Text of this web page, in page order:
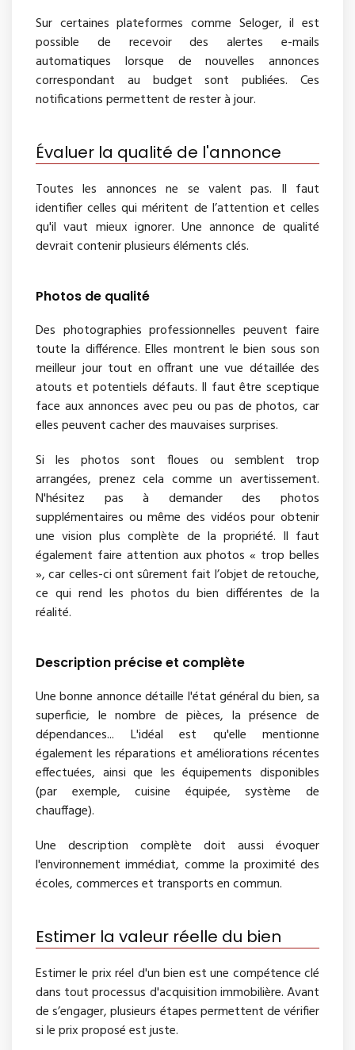
Sur certaines plateformes comme Seloger, il est
possible de recevoir des alertes e-mails
automatiques lorsque de nouvelles annonces
correspondant au budget sont publiées. Ces
notifications permettent de rester à jour.
Évaluer la qualité de l'annonce
Toutes les annonces ne se valent pas. Il faut
identifier celles qui méritent de l’attention et celles
qu'il vaut mieux ignorer. Une annonce de qualité
devrait contenir plusieurs éléments clés.
Photos de qualité
Des photographies professionnelles peuvent faire
toute la différence. Elles montrent le bien sous son
meilleur jour tout en offrant une vue détaillée des
atouts et potentiels défauts. Il faut être sceptique
face aux annonces avec peu ou pas de photos, car
elles peuvent cacher des mauvaises surprises.
Si les photos sont floues ou semblent trop
arrangées, prenez cela comme un avertissement.
N'hésitez pas à demander des photos
supplémentaires ou même des vidéos pour obtenir
une vision plus complète de la propriété. Il faut
également faire attention aux photos « trop belles
», car celles-ci ont sûrement fait l’objet de retouche,
ce qui rend les photos du bien différentes de la
réalité.
Description précise et complète
Une bonne annonce détaille l'état général du bien, sa
superficie, le nombre de pièces, la présence de
dépendances... L'idéal est qu'elle mentionne
également les réparations et améliorations récentes
effectuées, ainsi que les équipements disponibles
(par exemple, cuisine équipée, système de
chauffage).
Une description complète doit aussi évoquer
l'environnement immédiat, comme la proximité des
écoles, commerces et transports en commun.
Estimer la valeur réelle du bien
Estimer le prix réel d'un bien est une compétence clé
dans tout processus d'acquisition immobilière. Avant
de s’engager, plusieurs étapes permettent de vérifier
si le prix proposé est juste.